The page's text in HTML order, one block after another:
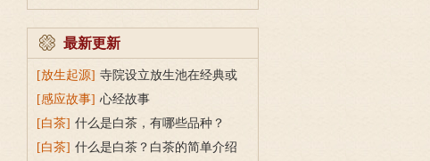
最新更新
[放生起源] 寺院设立放生池在经典或
传统上有什么根据？
[感应故事] 心经故事
[白茶] 什么是白茶，有哪些品种？
[白茶] 什么是白茶？白茶的简单介绍